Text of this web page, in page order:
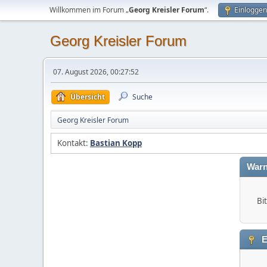
Willkommen im Forum „Georg Kreisler Forum“. Einloggen
Georg Kreisler Forum
07. August 2026, 00:27:52
Übersicht Suche
Georg Kreisler Forum
Kontakt: Bastian Kopp